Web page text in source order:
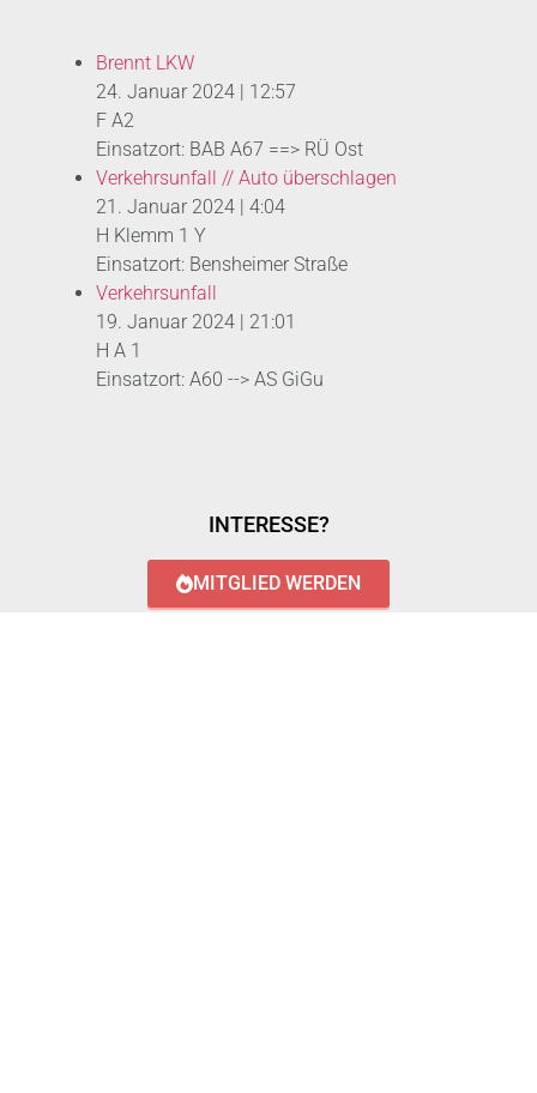
Brennt LKW
24. Januar 2024 | 12:57
F A2
Einsatzort: BAB A67 ==> RÜ Ost
Verkehrsunfall // Auto überschlagen
21. Januar 2024 | 4:04
H Klemm 1 Y
Einsatzort: Bensheimer Straße
Verkehrsunfall
19. Januar 2024 | 21:01
H A 1
Einsatzort: A60 --> AS GiGu
INTERESSE?
MITGLIED WERDEN